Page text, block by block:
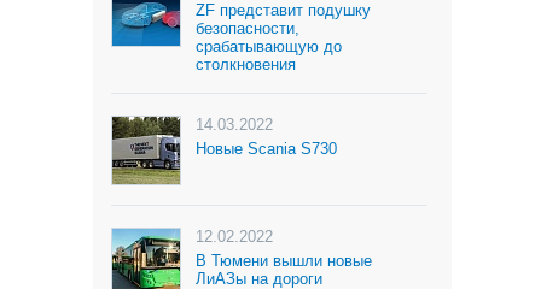
ZF представит подушку
безопасности,
срабатывающую до
столкновения
14.03.2022
Новые Scania S730
12.02.2022
В Тюмени вышли новые
ЛиАЗы на дороги